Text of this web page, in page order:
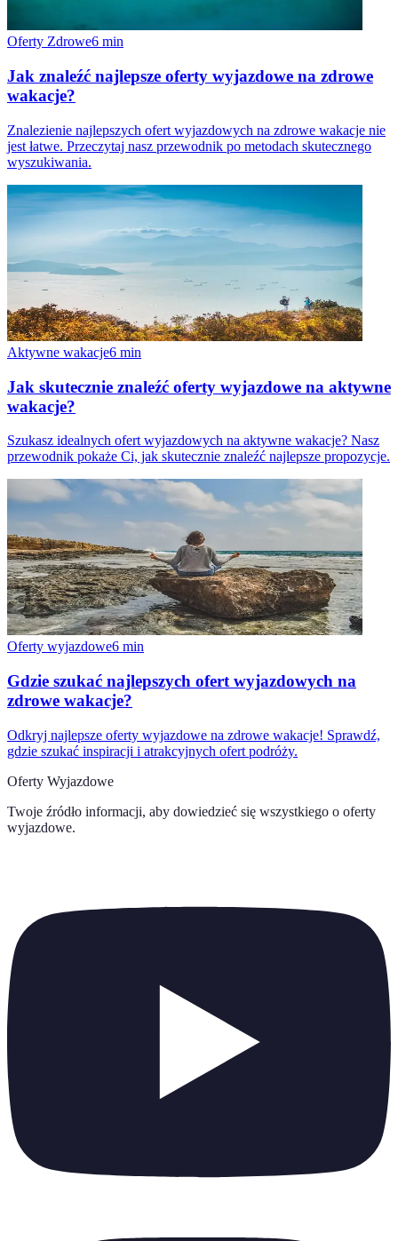
Oferty Zdrowe6 min
Jak znaleźć najlepsze oferty wyjazdowe na zdrowe
wakacje?
Znalezienie najlepszych ofert wyjazdowych na zdrowe wakacje nie
jest łatwe. Przeczytaj nasz przewodnik po metodach skutecznego
wyszukiwania.
Aktywne wakacje6 min
Jak skutecznie znaleźć oferty wyjazdowe na aktywne
wakacje?
Szukasz idealnych ofert wyjazdowych na aktywne wakacje? Nasz
przewodnik pokaże Ci, jak skutecznie znaleźć najlepsze propozycje.
Oferty wyjazdowe6 min
Gdzie szukać najlepszych ofert wyjazdowych na
zdrowe wakacje?
Odkryj najlepsze oferty wyjazdowe na zdrowe wakacje! Sprawdź,
gdzie szukać inspiracji i atrakcyjnych ofert podróży.
Oferty Wyjazdowe
Twoje źródło informacji, aby dowiedzieć się wszystkiego o oferty
wyjazdowe.